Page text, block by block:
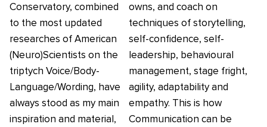
Conservatory, combined
to the most updated
researches of American
(Neuro)Scientists on the
triptych Voice/Body-
Language/Wording, have
always stood as my main
inspiration and material,
owns, and coach on
techniques of storytelling,
self-confidence, self-
leadership, behavioural
management, stage fright,
agility, adaptability and
empathy. This is how
Communication can be